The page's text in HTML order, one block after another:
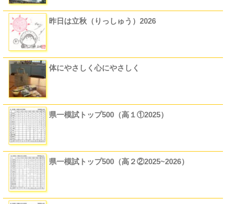
昨日は立秋（りっしゅう）2026
体にやさしく心にやさしく
県一模試トップ500（高１①2025）
県一模試トップ500（高２②2025~2026）